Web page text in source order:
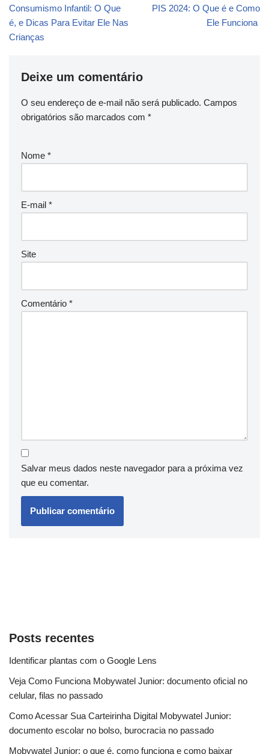
Consumismo Infantil: O Que
é, e Dicas Para Evitar Ele Nas
Crianças
PIS 2024: O Que é e Como
Ele Funciona
Deixe um comentário
O seu endereço de e-mail não será publicado. Campos
obrigatórios são marcados com *
Nome *
E-mail *
Site
Comentário *
Salvar meus dados neste navegador para a próxima vez
que eu comentar.
Posts recentes
Identificar plantas com o Google Lens
Veja Como Funciona Mobywatel Junior: documento oficial no
celular, filas no passado
Como Acessar Sua Carteirinha Digital Mobywatel Junior:
documento escolar no bolso, burocracia no passado
Mobywatel Junior: o que é, como funciona e como baixar